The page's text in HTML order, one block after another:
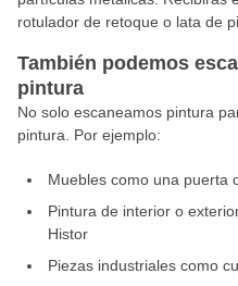
rotulador de retoque o lata de
También podemos
pintura
No solo escaneamos pintura
pintura. Por ejemplo:
Muebles como una puerta
Pintura de interior o
Histor
Piezas industriales como